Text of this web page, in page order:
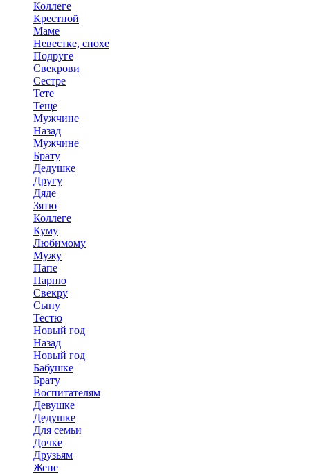
Коллеге
Крестной
Маме
Невестке, снохе
Подруге
Свекрови
Сестре
Тете
Теще
Мужчине
Назад
Мужчине
Брату
Дедушке
Другу
Дяде
Зятю
Коллеге
Куму
Любимому
Мужу
Папе
Парню
Свекру
Сыну
Тестю
Новый год
Назад
Новый год
Бабушке
Брату
Воспитателям
Девушке
Дедушке
Для семьи
Дочке
Друзьям
Жене